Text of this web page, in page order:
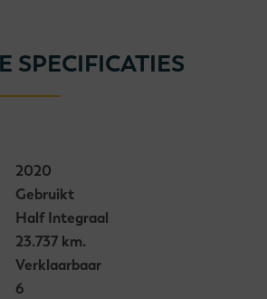
SPECIFICATIES
2020
Gebruikt
Half Integraal
23.737 km.
Verklaarbaar
6